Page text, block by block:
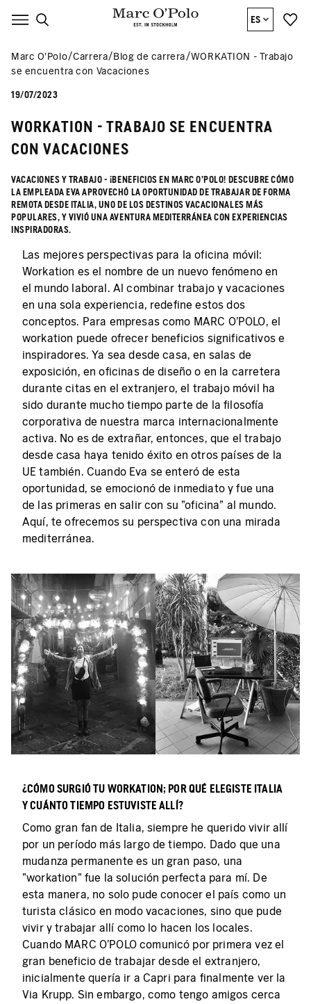
ES
Marc O’Polo Carrera Blog de carrera WORKATION - Trabajo
se encuentra con Vacaciones
19/07/2023
WORKATION - TRABAJO SE ENCUENTRA
CON VACACIONES
VACACIONES Y TRABAJO - ¡BENEFICIOS EN MARC O'POLO! DESCUBRE CÓMO
LA EMPLEADA EVA APROVECHÓ LA OPORTUNIDAD DE TRABAJAR DE FORMA
REMOTA DESDE ITALIA, UNO DE LOS DESTINOS VACACIONALES MÁS
POPULARES, Y VIVIÓ UNA AVENTURA MEDITERRÁNEA CON EXPERIENCIAS
INSPIRADORAS.
Las mejores perspectivas para la oficina móvil:
Workation es el nombre de un nuevo fenómeno en
el mundo laboral. Al combinar trabajo y vacaciones
en una sola experiencia, redefine estos dos
conceptos. Para empresas como MARC O'POLO, el
workation puede ofrecer beneficios significativos e
inspiradores. Ya sea desde casa, en salas de
exposición, en oficinas de diseño o en la carretera
durante citas en el extranjero, el trabajo móvil ha
sido durante mucho tiempo parte de la filosofía
corporativa de nuestra marca internacionalmente
activa. No es de extrañar, entonces, que el trabajo
desde casa haya tenido éxito en otros países de la
UE también. Cuando Eva se enteró de esta
oportunidad, se emocionó de inmediato y fue una
de las primeras en salir con su "oficina" al mundo.
Aquí, te ofrecemos su perspectiva con una mirada
mediterránea.
¿CÓMO SURGIÓ TU WORKATION; POR QUÉ ELEGISTE ITALIA
Y CUÁNTO TIEMPO ESTUVISTE ALLÍ?
Como gran fan de Italia, siempre he querido vivir allí
por un período más largo de tiempo. Dado que una
mudanza permanente es un gran paso, una
"workation" fue la solución perfecta para mí. De
esta manera, no solo pude conocer el país como un
turista clásico en modo vacaciones, sino que pude
vivir y trabajar allí como lo hacen los locales.
Cuando MARC O'POLO comunicó por primera vez el
gran beneficio de trabajar desde el extranjero,
inicialmente quería ir a Capri para finalmente ver la
Via Krupp. Sin embargo, como tengo amigos cerca